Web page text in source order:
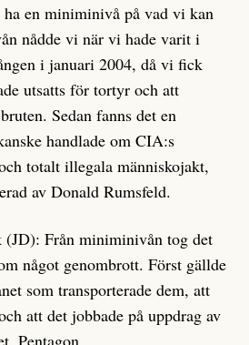
en miniminivå på vad vi kan
nådde vi när vi hade varit i
i januari 2004, då vi fick
utsatts för tortyr och att
Sedan fanns det en
handlade om CIA:s
totalt illegala människojakt,
av Donald Rumsfeld.
(JD): Från miniminivån tog det
något genombrott. Först gällde
som transporterade dem, att
att det jobbade på uppdrag av